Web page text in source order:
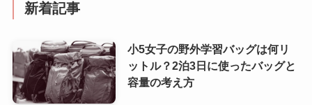
新着記事
小5女子の野外学習バッグは何リ
ットル？2泊3日に使ったバッグと
容量の考え方